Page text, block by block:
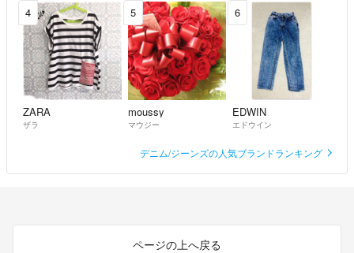
4
ZARA
ザラ
5
moussy
マウジー
6
EDWIN
エドウイン
デニム/ジーンズの人気ブランドランキング
ページの上へ戻る